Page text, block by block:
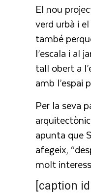
El nou
verd urbà i
també
l’escala i al
tall obert a
amb l’espai
Per la seva
apunta que
afegeix,
molt
[caption